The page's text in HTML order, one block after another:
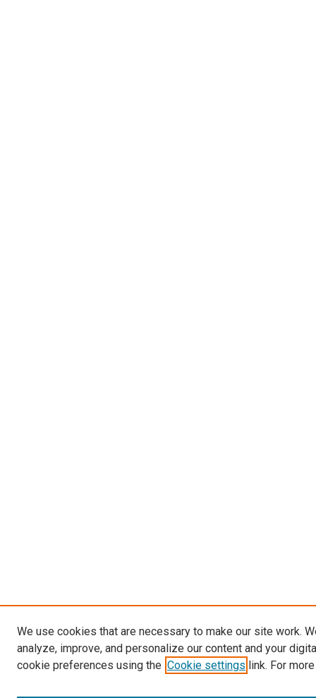
We use cookies that are necessary to make our site work.
analyze, improve, and personalize our content and your
cookie preferences using the Cookie settings link. For